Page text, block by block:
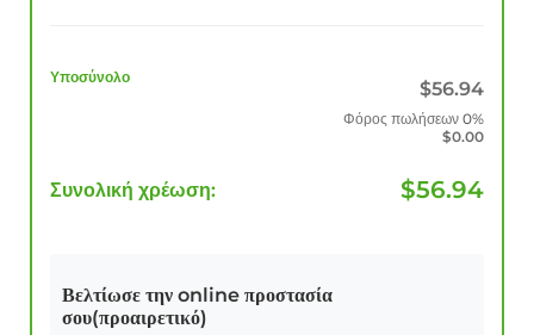
Υποσύνολο
$56.94
Φόρος πωλήσεων 0%
$0.00
Συνολική χρέωση: $56.94
Βελτίωσε την online προστασία
σου(προαιρετικό)